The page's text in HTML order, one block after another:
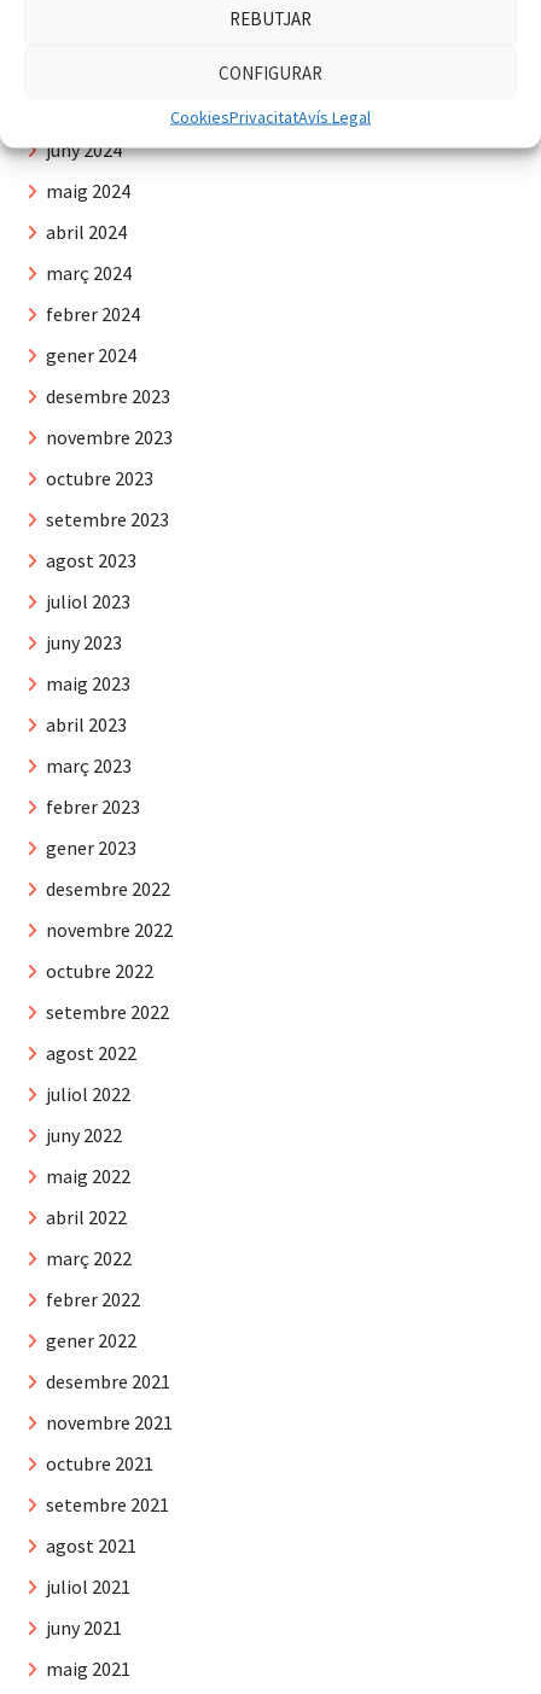
REBUTJAR
CONFIGURAR
CookiesPrivacitatAvís Legal
juny 2024
maig 2024
abril 2024
març 2024
febrer 2024
gener 2024
desembre 2023
novembre 2023
octubre 2023
setembre 2023
agost 2023
juliol 2023
juny 2023
maig 2023
abril 2023
març 2023
febrer 2023
gener 2023
desembre 2022
novembre 2022
octubre 2022
setembre 2022
agost 2022
juliol 2022
juny 2022
maig 2022
abril 2022
març 2022
febrer 2022
gener 2022
desembre 2021
novembre 2021
octubre 2021
setembre 2021
agost 2021
juliol 2021
juny 2021
maig 2021